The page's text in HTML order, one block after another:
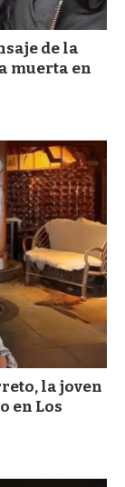
de la
muerta en
la joven
en Los